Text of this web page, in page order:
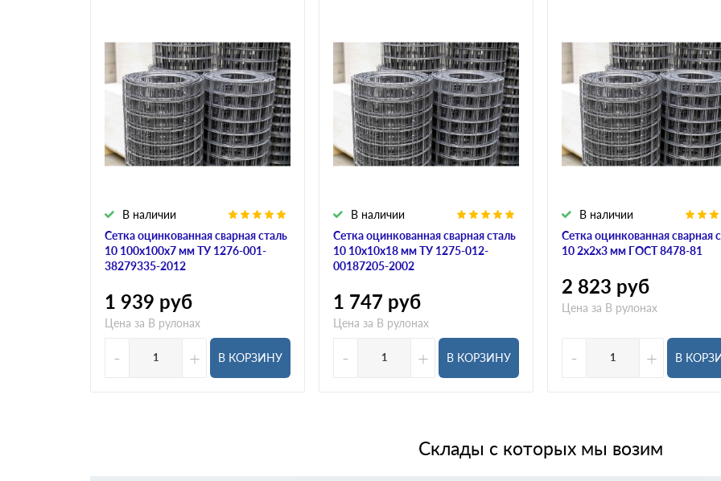
Сетка оцинкованная сварная сталь
10 100х100х7 мм ТУ 1276-001-
38279335-2012
В наличии
1 939 руб
Цена за В рулонах
- + В КОРЗИНУ
Сетка оцинкованная сварная сталь
10 10х10х18 мм ТУ 1275-012-
00187205-2002
В наличии
1 747 руб
Цена за В рулонах
- + В КОРЗИНУ
Сетка оцинкованная сварная
10 2х2х3 мм ГОСТ 8478-81
В наличии
2 823 руб
Цена за В рулонах
- + В
Склады с которых мы возим